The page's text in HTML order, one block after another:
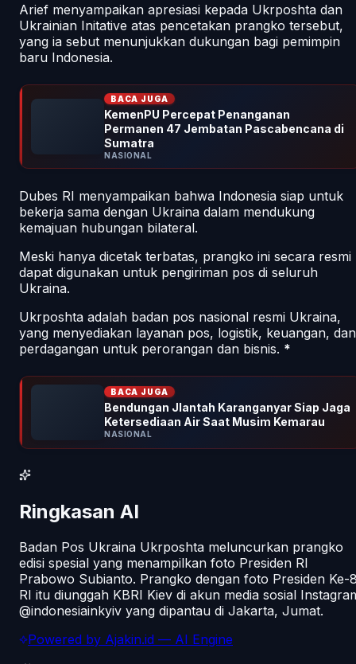
Arief menyampaikan apresiasi kepada Ukrposhta dan
Ukrainian Initative atas pencetakan prangko tersebut,
yang ia sebut menunjukkan dukungan bagi pemimpin
baru Indonesia.
BACA JUGA
KemenPU Percepat Penanganan
Permanen 47 Jembatan Pascabencana di
Sumatra
NASIONAL
Dubes RI menyampaikan bahwa Indonesia siap untuk
bekerja sama dengan Ukraina dalam mendukung
kemajuan hubungan bilateral.
Meski hanya dicetak terbatas, prangko ini secara resmi
dapat digunakan untuk pengiriman pos di seluruh
Ukraina.
Ukrposhta adalah badan pos nasional resmi Ukraina,
yang menyediakan layanan pos, logistik, keuangan, dan
perdagangan untuk perorangan dan bisnis. *
BACA JUGA
Bendungan Jlantah Karanganyar Siap Jaga
Ketersediaan Air Saat Musim Kemarau
NASIONAL
Ringkasan AI
Badan Pos Ukraina Ukrposhta meluncurkan prangko
edisi spesial yang menampilkan foto Presiden RI
Prabowo Subianto. Prangko dengan foto Presiden Ke-
RI itu diunggah KBRI Kiev di akun media sosial
@indonesiainkyiv yang dipantau di Jakarta, Jumat.
Powered by Ajakin.id — AI Engine